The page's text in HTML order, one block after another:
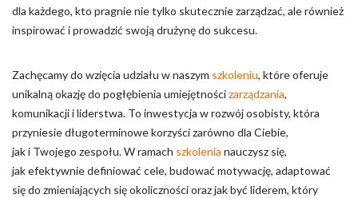
dla każdego, kto pragnie nie tylko skutecznie zarządzać, ale również
inspirować i prowadzić swoją drużynę do sukcesu.
Zachęcamy do wzięcia udziału w naszym szkoleniu, które oferuje
unikalną okazję do pogłębienia umiejętnościzarządzania,
komunikacji i liderstwa. To inwestycja w rozwój osobisty, która
przyniesie długoterminowe korzyści zarówno dla Ciebie,
jak i Twojego zespołu. W ramach szkolenia nauczysz się,
jak efektywnie definiować cele, budować motywację, adaptować
się do zmieniających się okoliczności oraz jak być liderem, który